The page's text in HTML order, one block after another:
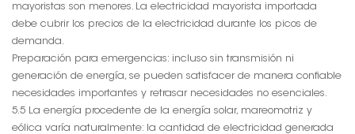
mayoristas son menores. La electricidad mayorista importada
debe cubrir los precios de la electricidad durante los picos de
demanda.
Preparación para emergencias: incluso sin transmisión ni
generación de energía, se pueden satisfacer de manera confiable
necesidades importantes y retrasar necesidades no esenciales.
5.5 La energía procedente de la energía solar, mareomotriz y
eólica varía naturalmente: la cantidad de electricidad generada